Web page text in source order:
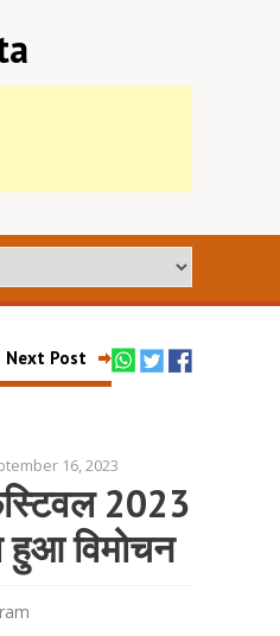
Next Post
16, 2023
2023
हुआ विमोचन
ram